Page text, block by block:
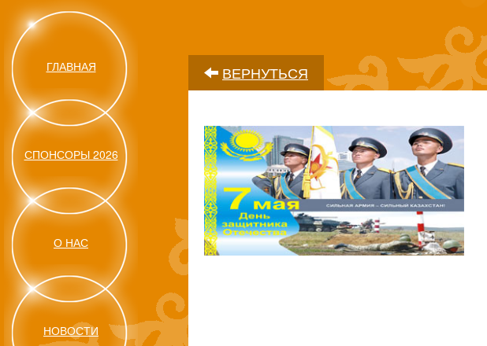
ГЛАВНАЯ
СПОНСОРЫ 2026
О НАС
НОВОСТИ
ВЕРНУТЬСЯ